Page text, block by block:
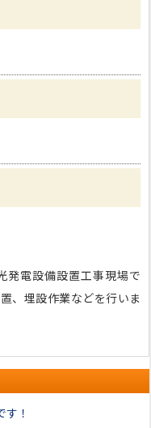
発電設備設置工事現場で
、埋設作業などを行いま
す！